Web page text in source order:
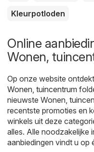
Kleurpotloden
Online
Wonen,
Op onze website
Wonen, tuincentrum
nieuwste Wonen,
recentste promoties en
winkels uit deze
alles. Alle noodzakelijke
aanbiedingen vindt u op